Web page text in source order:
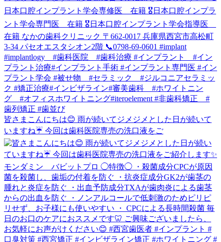
皆さまこんにちは😊 雨が続いてジメジメとした日が続いて
いますね☔️ 今回は歯科医院専売の洗口液をご